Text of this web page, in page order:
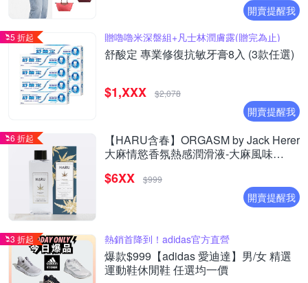
開賣提醒我
5 折起 贈嚕嚕米深盤組+凡士林潤膚露(贈完為止)
舒酸定 專業修復抗敏牙膏8入 (3款任選)
$1,XXX $2,078
開賣提醒我
6 折起
【HARU含春】ORGASM by Jack Herer
大麻情慾香氛熱感潤滑液-大麻風味
$6XX $999
開賣提醒我
3 折起 熱銷首降到！adidas官方直營
爆款$999【adidas 愛迪達】男/女 精選
運動鞋休閒鞋 任選均一價